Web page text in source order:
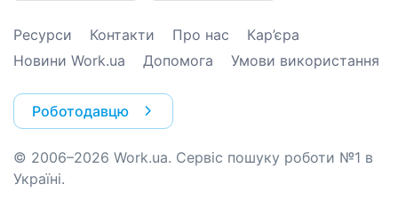
Ресурси Контакти Про нас
Кар’єра
Новини Work.ua
Допомога Умови використання
Роботодавцю
© 2006–2026 Work.ua. Сервіс пошуку роботи №1 в
Україні.